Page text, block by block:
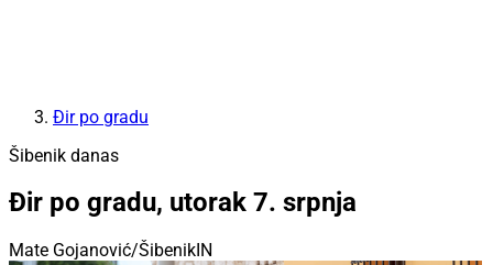
Đir po gradu
Šibenik danas
Đir po gradu, utorak 7. srpnja
Mate Gojanović/ŠibenikIN